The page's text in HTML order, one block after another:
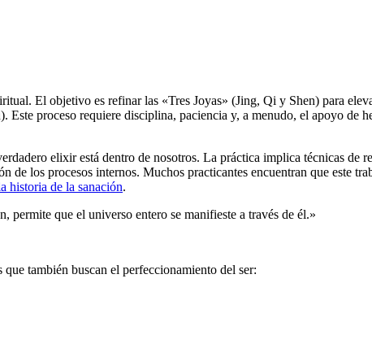
El objetivo es refinar las «Tres Joyas» (Jing, Qi y Shen) para
Este proceso requiere disciplina, paciencia y, a menudo, el apoyo de
elixir está dentro de nosotros. La práctica implica técnicas de
los procesos internos. Muchos practicantes encuentran que este
historia de la sanación.
permite que el universo entero se manifieste a través de él.»
también buscan el perfeccionamiento del ser: